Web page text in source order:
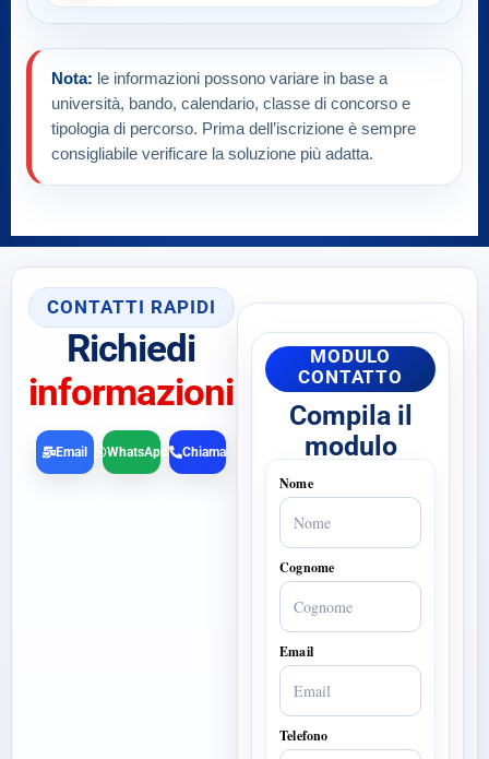
Nota: le informazioni possono variare in base a
università, bando, calendario, classe di concorso e
tipologia di percorso. Prima dell’iscrizione è sempre
consigliabile verificare la soluzione più adatta.
CONTATTI RAPIDI
Richiedi
informazioni
Chiama
Email WhatsApp
MODULO
CONTATTO
Compila il
modulo
Nome
Cognome
Email
Telefono